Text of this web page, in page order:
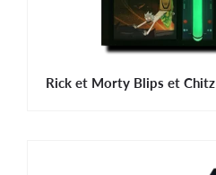
Rick et Morty Blips et Chitz